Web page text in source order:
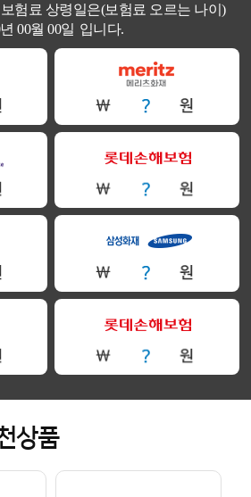
험료 상령일은(보험료 오르는 나이)
00월 00일 입니다.
상품